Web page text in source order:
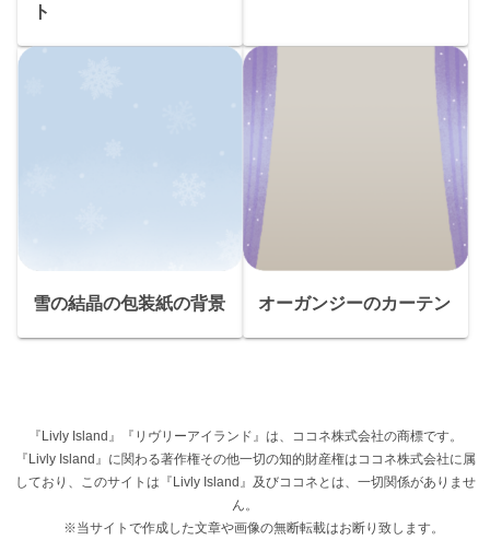
ト
雪の結晶の包装紙の背景 オーガンジーのカーテン
『Livly Island』『リヴリーアイランド』は、ココネ株式会社の商標です。
『Livly Island』に関わる著作権その他一切の知的財産権はココネ株式会社に属
しており、このサイトは『Livly Island』及びココネとは、一切関係がありませ
ん。
※当サイトで作成した文章や画像の無断転載はお断り致します。